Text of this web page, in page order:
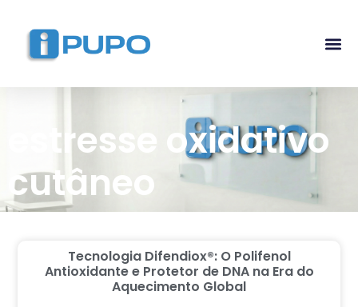
estresse oxidativo
cutâneo
Tecnologia Difendiox®: O Polifenol
Antioxidante e Protetor de DNA na Era do
Aquecimento Global